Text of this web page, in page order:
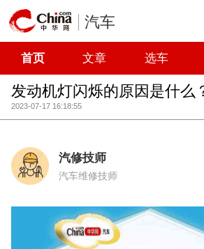
汽车
首页 文章 选车
发动机灯闪烁的原因是什么
2023-07-17 16:18:55
汽修技师
汽车维修技师